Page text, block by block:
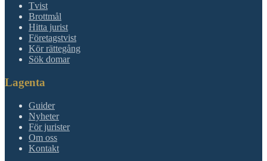
Tvist
Brottmål
Hitta jurist
Företagstvist
Kör rättegång
Sök domar
Lagenta
Guider
Nyheter
För jurister
Om oss
Kontakt